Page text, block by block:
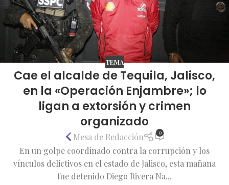
TEMA
Cae el alcalde de Tequila, Jalisco,
en la «Operación Enjambre»; lo
ligan a extorsión y crimen
organizado
Mesa de Redacción 0
En un golpe coordinado contra la corrupción y los
vínculos delictivos en el estado de Jalisco, esta mañana
fue detenido Diego Rivera Na...